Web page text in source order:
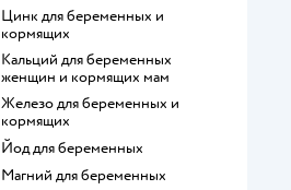
Цинк для беременных и
кормящих
Кальций для беременных
женщин и кормящих мам
Железо для беременных и
кормящих
Йод для беременных
Магний для беременных